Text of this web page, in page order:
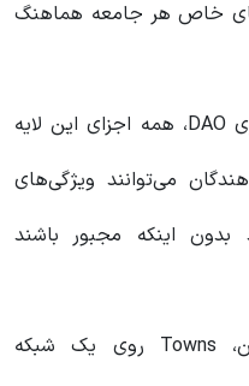
خاص هر جامعه هماهنگ
از NFT‌ها گرفته تا ابزارهای رأی‌گیری DAO، همه اجزای این لایه
می‌توانند ویژگی‌های
اینکه مجبور باشند
برای اطمینان از غیرمتمرکز بودن، Towns روی یک شبکه